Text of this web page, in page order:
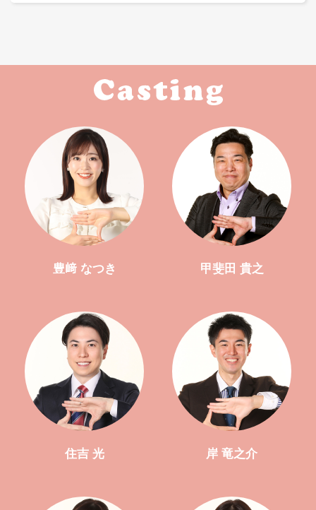
豊﨑 なつき 甲斐田 貴之
住吉 光 岸 竜之介